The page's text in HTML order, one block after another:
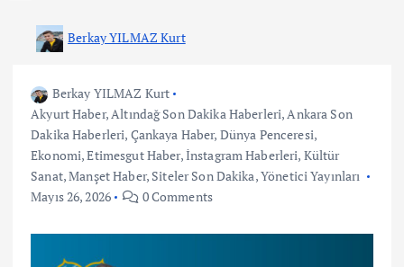
Berkay YILMAZ Kurt
Berkay YILMAZ Kurt
Akyurt Haber,Altındağ Son Dakika Haberleri,Ankara Son
Dakika Haberleri, Çankaya Haber, Dünya Penceresi,
Ekonomi,Etimesgut Haber,İnstagram Haberleri, Kültür
Sanat,Manşet Haber, Siteler Son Dakika,Yönetici Yayınları
Mayıs 26, 2026
0 Comments